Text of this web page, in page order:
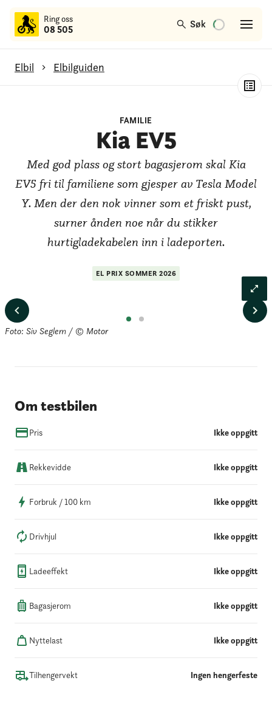
Ring oss
08 505 Søk
hovedinnhold
FAMILIE
Kia EV5
Med god plass og stort bagasjerom skal Kia
EV5 fri til familiene som gjesper av Tesla Model
Y. Men der den nok vinner som et friskt pust,
surner ånden noe når du stikker
hurtigladekabelen inn i ladeporten.
EL PRIX SOMMER 2026
Foto: Siv Seglem / © Motor
Om testbilen
Pris Ikke oppgitt
Rekkevidde Ikke oppgitt
Forbruk / 100 km Ikke oppgitt
Drivhjul Ikke oppgitt
Ladeeffekt Ikke oppgitt
Bagasjerom Ikke oppgitt
Nyttelast Ikke oppgitt
Tilhengervekt Ingen hengerfeste
Elbil Elbilguiden
Test av lading
Test av bagasjerom